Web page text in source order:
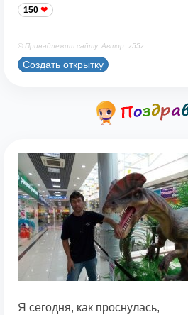
150
© Принадлежит сайту. Автор: z55z
Создать открытку
Я сегодня, как проснулась,